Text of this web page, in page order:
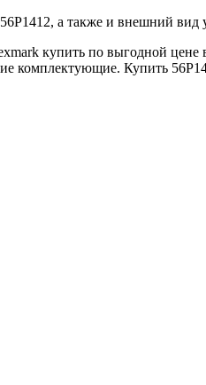
а также и внешний вид
купить по выгодной
комплектующие. Купить